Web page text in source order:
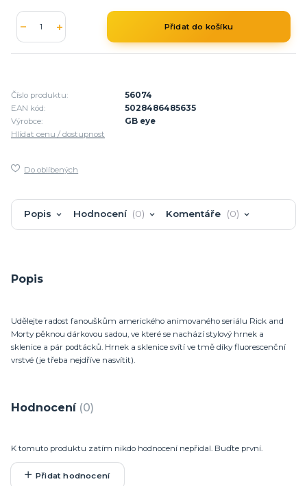
Přidat do košíku
Číslo produktu:
56074
EAN kód:
5028486485635
Výrobce:
GB eye
Hlídat cenu / dostupnost
Do oblíbených
Popis Hodnocení 0 Komentáře 0
Popis
Udělejte radost fanouškům amerického animovaného seriálu Rick and
Morty pěknou dárkovou sadou, ve které se nachází stylový hrnek a
sklenice a pár podtácků. Hrnek a sklenice svítí ve tmě díky fluorescenční
vrstvé (je třeba nejdříve nasvítit).
Hodnocení 0
K tomuto produktu zatím nikdo hodnocení nepřidal. Buďte první.
Přidat hodnocení